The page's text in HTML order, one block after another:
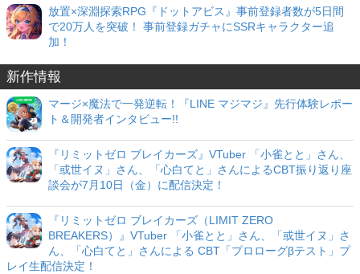
放置×深淵探索RPG『ドットアビス』事前登録者数が5日間
で20万人を突破！ 事前登録ガチャにSSRキャラクター追
加！
新作情報
マージ×魔法で一発逆転！『LINE マジマジ』先行体験レポー
ト＆開発者インタビュー!!
『リミットゼロ ブレイカーズ』VTuber 「小雀とと」さん、
「或世イヌ」さん、「心白てと」さんによるCBT振り返り座
談会が7月10日（金）に配信決定！
『リミットゼロ ブレイカーズ（LIMIT ZERO
BREAKERS）』VTuber 「小雀とと」さん、「或世イヌ」さ
ん、「心白てと」さんによる CBT「プロローグβテスト」プ
レイ生配信決定！